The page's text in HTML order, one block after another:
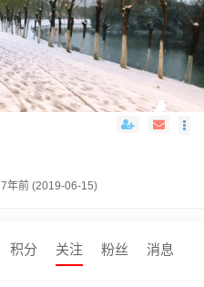
7年前 (2019-06-15)
积分 关注 粉丝 消息